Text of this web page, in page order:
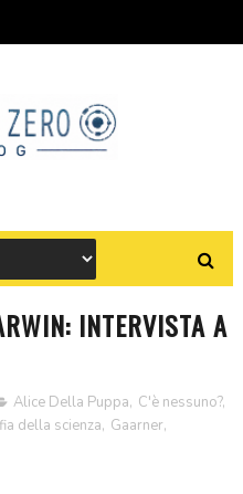
INTERVISTA A
Alice Della Puppa, C'è nessuno?,
della scienza, Gaarner,